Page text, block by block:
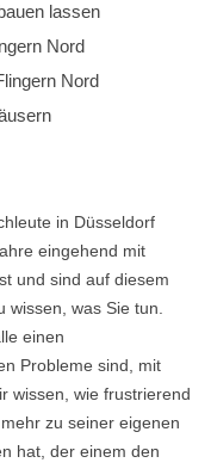
lassen
Nord
Nord
in Düsseldorf
eingehend mit
und sind auf diesem
was Sie tun.
einen
Probleme sind, mit
wissen, wie frustrierend
zu seiner eigenen
hat, der einem den